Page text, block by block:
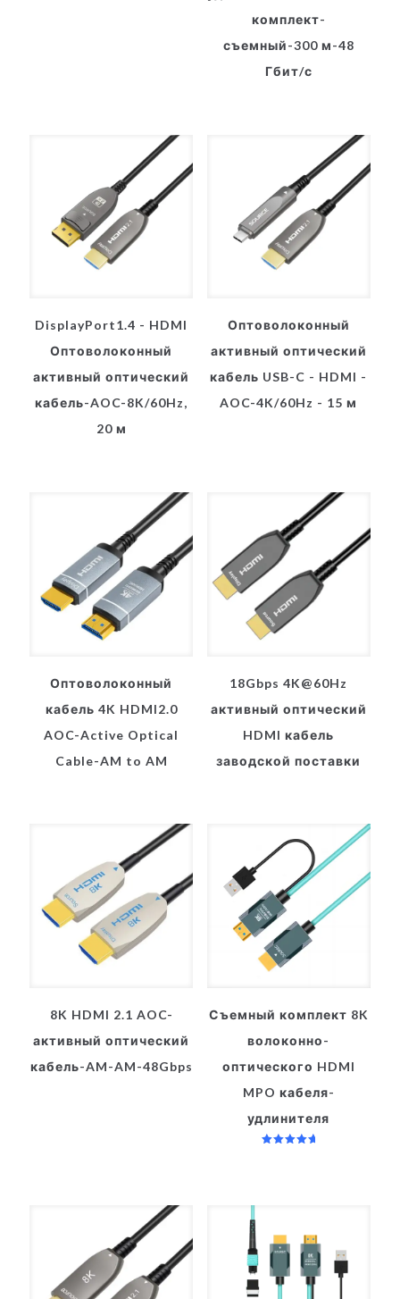
комплект-
съемный-300 м-48
Гбит/с
DisplayPort1.4 - HDMI
Оптоволоконный
активный оптический
кабель-AOC-8K/60Hz,
20 м
Оптоволоконный
активный оптический
кабель USB-C - HDMI -
AOC-4K/60Hz - 15 м
Оптоволоконный
кабель 4K HDMI2.0
AOC-Active Optical
Cable-AM to AM
18Gbps 4K@60Hz
активный оптический
HDMI кабель
заводской поставки
8K HDMI 2.1 AOC-
активный оптический
кабель-AM-AM-48Gbps
Съемный комплект 8K
волоконно-
оптического HDMI
MPO кабеля-
удлинителя